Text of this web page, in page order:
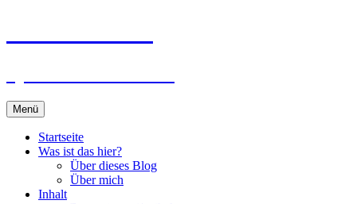
Menü
Startseite
Was ist das hier?
Über dieses Blog
Über mich
Inhalt